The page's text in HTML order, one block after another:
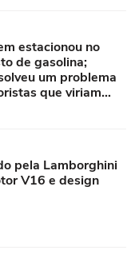
estacionou no
de gasolina;
um problema
que viriam
pela Lamborghini
V16 e design